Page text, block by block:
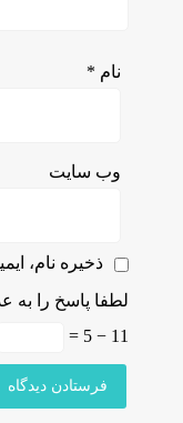
نام *
وب‌ سایت
ذخیره نام،
لطفا پاسخ را به
11 − 5 =